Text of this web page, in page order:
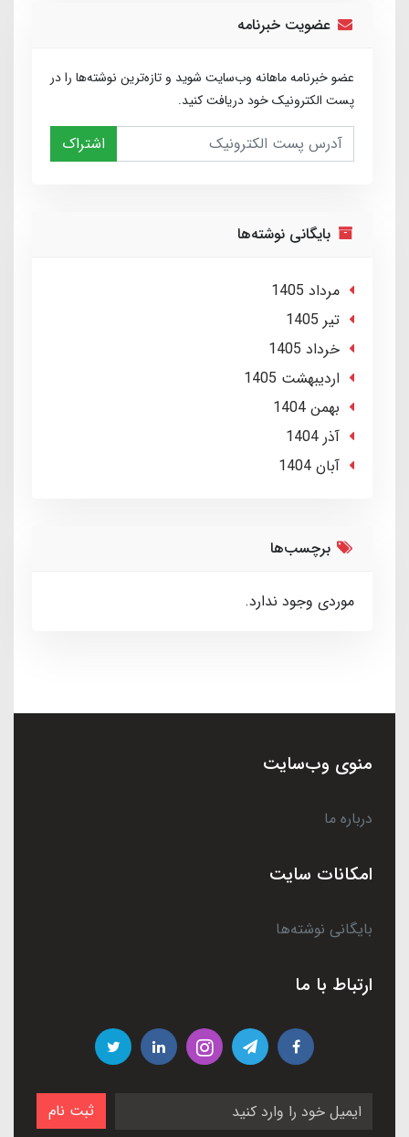
عضویت خبرنامه
عضو خبرنامه ماهانه وب‌سایت شوید و تازه‌ترین نوشته‌ها را در
پست الکترونیک خود دریافت کنید.
اشتراک
بایگانی نوشته‌ها
مرداد 1405
تير 1405
خرداد 1405
ارديبهشت 1405
بهمن 1404
آذر 1404
آبان 1404
برچسب‌ها
موردی وجود ندارد.
منوی وب‌سایت
درباره ما
امکانات سایت
بایگانی نوشته‌ها
ارتباط با ما
ثبت نام